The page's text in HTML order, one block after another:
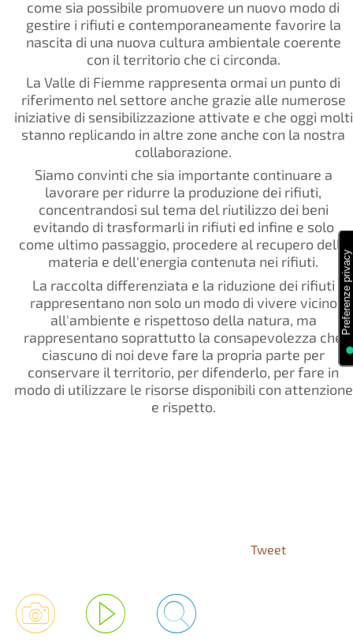
come sia possibile promuovere un nuovo modo di
gestire i rifiuti e contemporaneamente favorire la
nascita di una nuova cultura ambientale coerente
con il territorio che ci circonda.
La Valle di Fiemme rappresenta ormai un punto di
riferimento nel settore anche grazie alle numerose
iniziative di sensibilizzazione attivate e che oggi molti
stanno replicando in altre zone anche con la nostra
collaborazione.
Siamo convinti che sia importante continuare a
lavorare per ridurre la produzione dei rifiuti,
concentrandosi sul tema del riutilizzo dei beni
evitando di trasformarli in rifiuti ed infine e solo
come ultimo passaggio, procedere al recupero della
materia e dell'energia contenuta nei rifiuti.
La raccolta differenziata e la riduzione dei rifiuti
rappresentano non solo un modo di vivere vicino
all'ambiente e rispettoso della natura, ma
rappresentano soprattutto la consapevolezza che
ciascuno di noi deve fare la propria parte per
conservare il territorio, per difenderlo, per fare in
modo di utilizzare le risorse disponibili con attenzione
e rispetto.
Tweet